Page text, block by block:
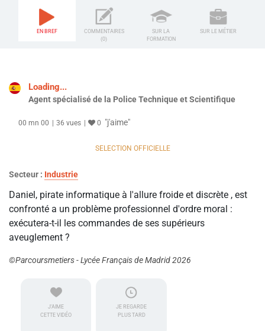
EN BREF
COMMENTAIRES
(0)
SUR LA
FORMATION
SUR LE MÉTIER
Loading...
Agent spécialisé de la Police Technique et Scientifique
00 mn 00 36 vues 0 "j'aime"
SELECTION OFFICIELLE
Secteur : Industrie
Daniel, pirate informatique à l'allure froide et discrète , est
confronté a un problème professionnel d'ordre moral :
exécutera-t-il les commandes de ses supérieurs
aveuglement ?
©Parcoursmetiers - Lycée Français de Madrid 2026
J'AIME
CETTE VIDÉO
JE REGARDE
PLUS TARD